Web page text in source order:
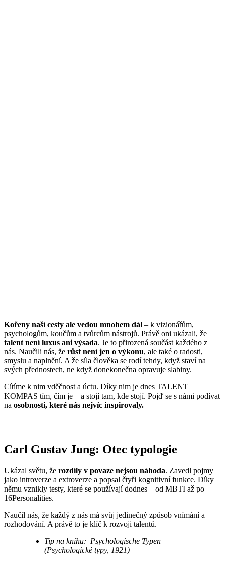
Kořeny naší cesty ale vedou mnohem dál – k vizionářům,
psychologům, koučům a tvůrcům nástrojů. Právě oni ukázali, že
talent není luxus ani výsada. Je to přirozená součást každého z
nás. Naučili nás, že růst není jen o výkonu, ale také o radosti,
smyslu a naplnění. A že síla člověka se rodí tehdy, když staví na
svých přednostech, ne když donekonečna opravuje slabiny.
Cítíme k nim vděčnost a úctu. Díky nim je dnes TALENT
KOMPAS tím, čím je – a stojí tam, kde stojí. Pojď se s námi podívat
na osobnosti, které nás nejvíc inspirovaly.
Carl Gustav Jung: Otec typologie
Ukázal světu, že rozdíly v povaze nejsou náhoda. Zavedl pojmy
jako introverze a extroverze a popsal čtyři kognitivní funkce. Díky
němu vznikly testy, které se používají dodnes – od MBTI až po
16Personalities.
Naučil nás, že každý z nás má svůj jedinečný způsob vnímání a
rozhodování. A právě to je klíč k rozvoji talentů.
Tip na knihu: Psychologische Typen
(Psychologické typy, 1921)